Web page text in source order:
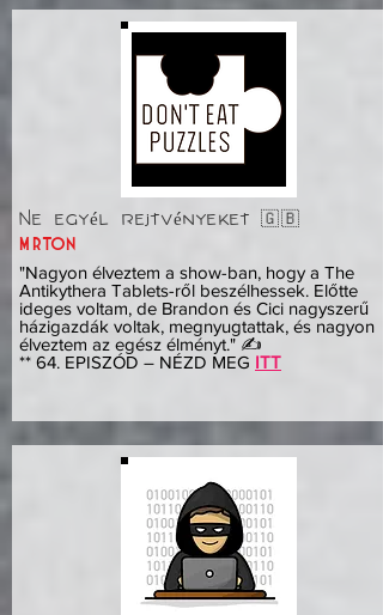
Ne egyél rejtvényeket 🇬🇧
Márton
"Nagyon élveztem a show-ban, hogy a The
Antikythera Tablets-ről beszélhessek. Előtte
ideges voltam, de Brandon és Cici nagyszerű
házigazdák voltak, megnyugtattak, és nagyon
élveztem az egész élményt." ✍️
** 64. EPISZÓD – NÉZD MEG ITT